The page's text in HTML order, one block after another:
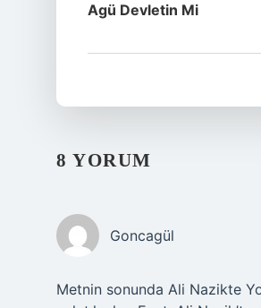
Agü Devletin Mi
8 YORUM
Goncagül
Metnin sonunda Ali Nazikte